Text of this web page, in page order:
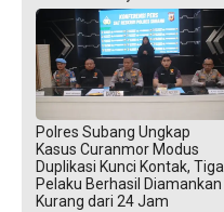
Polres Subang Ungkap
Kasus Curanmor Modus
Duplikasi Kunci Kontak, Tiga
Pelaku Berhasil Diamankan
Kurang dari 24 Jam